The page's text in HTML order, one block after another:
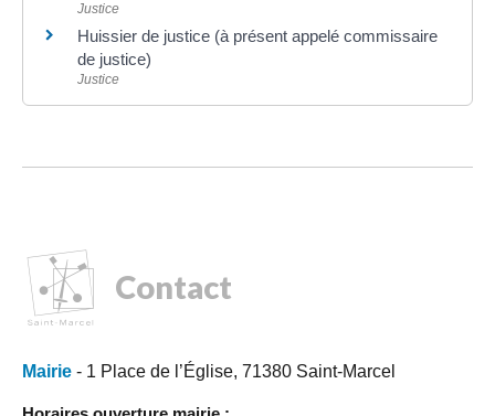
Justice
Huissier de justice (à présent appelé commissaire
de justice)
Justice
Contact
Mairie - 1 Place de l’Église, 71380 Saint-Marcel